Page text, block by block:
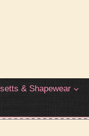
& Shapewear